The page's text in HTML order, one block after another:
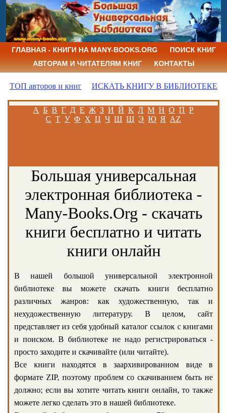
ГЛАВНАЯ - КНИГИ НА MANY-BOOKS.ORG
ПОИСК КНИГ
АВТОРАМ И ЧИТАТЕЛЯМ КНИГ
КОНТАКТЫ
ТОП авторов и книг ИСКАТЬ КНИГУ В БИБЛИОТЕКЕ
А Б В Г Д Е Ж З И Й К Л М Н О П Р
С Т У Ф Х Ц Ч Ш Щ Э Ю Я AZ
Большая универсальная
электронная библиотека -
Many-Books.Org - скачать
книги бесплатно и читать
книги онлайн
В нашей большой универсальной электронной
библиотеке вы можете скачать книги бесплатно
различных жанров: как художественную, так и
нехудожественную литературу. В целом, сайт
представляет из себя удобный каталог ссылок с книгами
и поиском. В библиотеке не надо регистрироваться -
просто заходите и скачивайте (или читайте).
Все книги находятся в заархивированном виде в
формате ZIP, поэтому проблем со скачиванием быть не
должно; если вы хотите читать книги онлайн, то также
можете легко сделать это в нашей библиотеке.